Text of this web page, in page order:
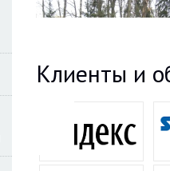
Клиенты и